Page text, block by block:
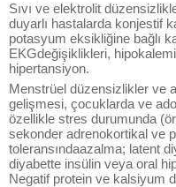
Sıvı ve elektrolit
duyarlı hastalarda konjestif
potasyum eksikliğine bağlı
EKGdeğişiklikleri,
hipertansiyon.
Menstrüel düzensizlikler ve
gelişmesi, çocuklarda ve
özellikle stres durumunda
sekonder adrenokortikal ve
toleransındaazalma; latent
diyabette insülin veya oral
Negatif protein ve kalsiyum